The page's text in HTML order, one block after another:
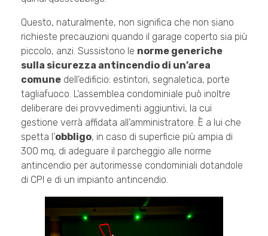
Questo, naturalmente, non significa che non siano
richieste precauzioni quando il garage coperto sia più
piccolo, anzi. Sussistono le norme generiche
sulla sicurezza antincendio di un’area
comune dell’edificio: estintori, segnaletica, porte
tagliafuoco. L’assemblea condominiale può inoltre
deliberare dei provvedimenti aggiuntivi, la cui
gestione verrà affidata all’amministratore. È a lui che
spetta l’obbligo, in caso di superficie più ampia di
300 mq, di adeguare il parcheggio alle norme
antincendio per autorimesse condominiali dotandole
di CPI e di un impianto antincendio.